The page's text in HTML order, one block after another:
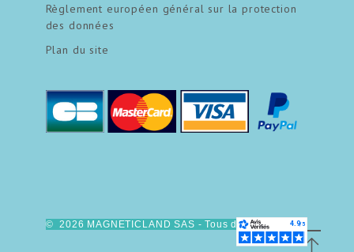
Règlement européen général sur la protection
des données
Plan du site
© 2026 MAGNETICLAND SAS - Tous droits réservés